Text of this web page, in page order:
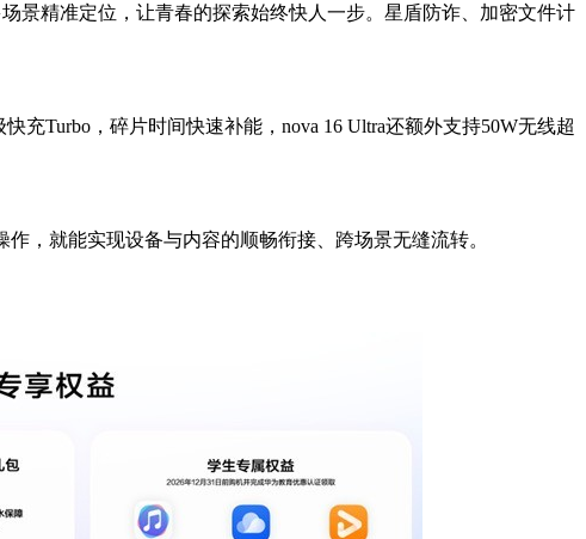
景精准定位，让青春的探索始终快人一步。 星盾防诈、加密文件计
充Turbo，碎片时间快速补能，nova 16 Ultra还额外支持50W无线超
， 就能实现设备与内容的顺畅衔接、跨场景无缝流转。